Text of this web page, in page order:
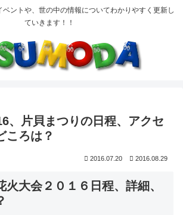
ントや、世の中の情報についてわかりやすく更新し
ていきます！！
、片貝まつりの日程、アクセ
ころは？
2016.07.20 2016.08.29
火大会２０１６日程、詳細、